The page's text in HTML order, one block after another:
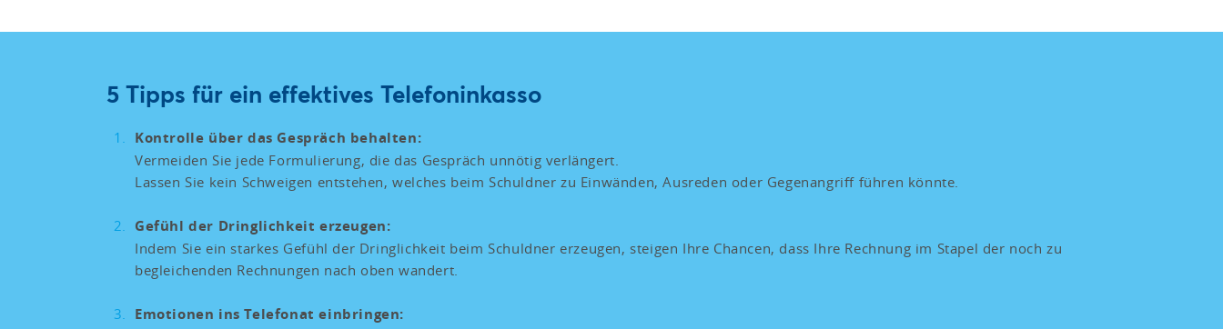
5 Tipps für ein effektives Telefoninkasso
Kontrolle über das Gespräch behalten:
Vermeiden Sie jede Formulierung, die das Gespräch unnötig verlängert.
Lassen Sie kein Schweigen entstehen, welches beim Schuldner zu Einwänden, Ausreden oder Gegenangriff führen könnte.
Gefühl der Dringlichkeit erzeugen:
Indem Sie ein starkes Gefühl der Dringlichkeit beim Schuldner erzeugen, steigen Ihre Chancen, dass Ihre Rechnung im Stapel der noch zu
begleichenden Rechnungen nach oben wandert.
Emotionen ins Telefonat einbringen: